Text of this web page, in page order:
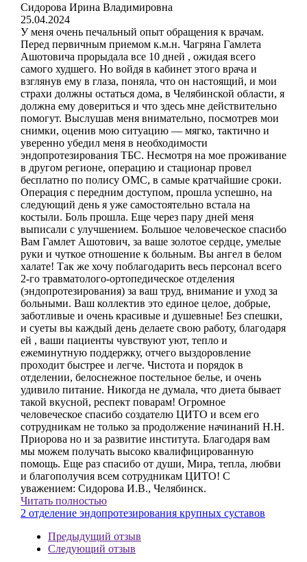
Сидорова Ирина Владимировна
25.04.2024
У меня очень печальный опыт обращения к врачам.
Перед первичным приемом к.м.н. Чагряна Гамлета
Ашотовича прорыдала все 10 дней , ожидая всего
самого худшего. Но войдя в кабинет этого врача и
взглянув ему в глаза, поняла, что он настоящий, и мои
страхи должны остаться дома, в Челябинской области, я
должна ему довериться и что здесь мне действительно
помогут. Выслушав меня внимательно, посмотрев мои
снимки, оценив мою ситуацию — мягко, тактично и
уверенно убедил меня в необходимости
эндопротезирования ТБС. Несмотря на мое проживание
в другом регионе, операцию и стационар провел
бесплатно по полису ОМС, в самые кратчайшие сроки.
Операция с передним доступом, прошла успешно, на
следующий день я уже самостоятельно встала на
костыли. Боль прошла. Еще через пару дней меня
выписали с улучшением. Большое человеческое спасибо
Вам Гамлет Ашотович, за ваше золотое сердце, умелые
руки и чуткое отношение к больным. Вы ангел в белом
халате! Так же хочу поблагодарить весь персонал всего
2-го травматолого-ортопедическое отделения
(эндопротезирования) за ваш труд, внимание и уход за
больными. Ваш коллектив это единое целое, добрые,
заботливые и очень красивые и душевные! Без спешки,
и суеты вы каждый день делаете свою работу, благодаря
ей , ваши пациенты чувствуют уют, тепло и
ежеминутную поддержку, отчего выздоровление
проходит быстрее и легче. Чистота и порядок в
отделении, белоснежное постельное белье, и очень
удивило питание. Никогда не думала, что диета бывает
такой вкусной, респект поварам! Огромное
человеческое спасибо создателю ЦИТО и всем его
сотрудникам не только за продолжение начинаний Н.Н.
Приорова но и за развитие института. Благодаря вам
мы можем получать высоко квалифицированную
помощь. Еще раз спасибо от души, Мира, тепла, любви
и благополучия всем сотрудникам ЦИТО! С
уважением: Сидорова И.В., Челябинск.
Читать полностью
2 отделение эндопротезирования крупных суставов
Предыдущий отзыв
Следующий отзыв